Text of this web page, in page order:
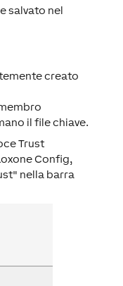
salvato nel
creato
il file chiave.
Trust
Config,
nella barra